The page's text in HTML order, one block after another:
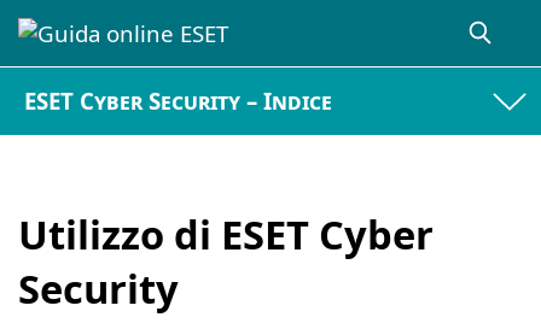
ESET Cyber Security – Indice
Utilizzo di ESET Cyber
Security